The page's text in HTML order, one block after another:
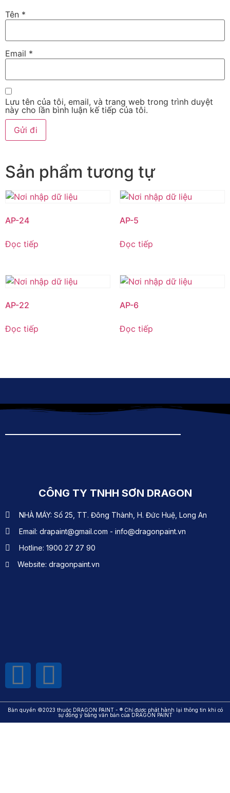
Tên *
Email *
Lưu tên của tôi, email, và trang web trong trình duyệt
này cho lần bình luận kế tiếp của tôi.
Sản phẩm tương tự
AP-24
Đọc tiếp
AP-5
Đọc tiếp
AP-22
Đọc tiếp
AP-6
Đọc tiếp
CÔNG TY TNHH SƠN DRAGON
NHÀ MÁY: Số 25, TT. Đông Thành, H. Đức Huệ, Long An
Email: drapaint@gmail.com - info@dragonpaint.vn
Hotline: 1900 27 27 90
Website: dragonpaint.vn
Bản quyền ©2023 thuộc DRAGON PAINT - ® Chỉ được phát hành lại thông tin khi có
sự đồng ý bằng văn bản của DRAGON PAINT